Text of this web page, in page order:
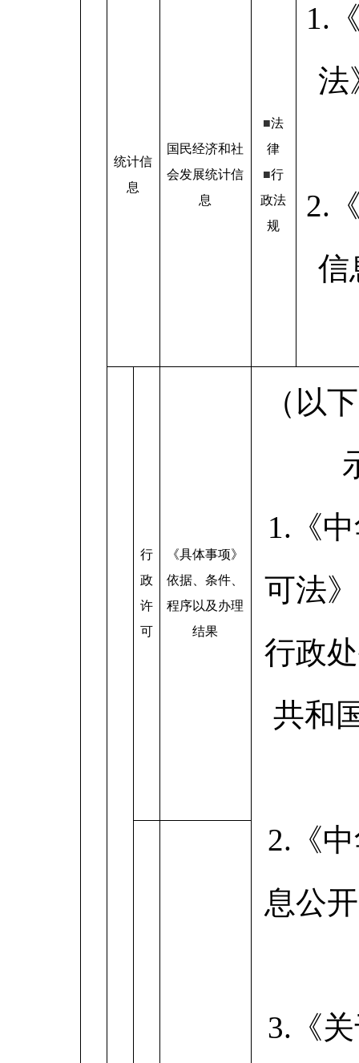
统计信
息
国民经济和社
会发展统计信
息
■法
律
■行
政法
规
1.
法
2.
信
行
政
许
可
《具体事项》
依据、条件、
程序以及办理
结果
（以
1.《
可法
行政
共和
2.《
息公
3.《